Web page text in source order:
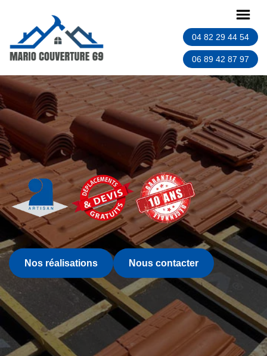
04 82 29 44 54
06 89 42 87 97
Nos réalisations Nous contacter